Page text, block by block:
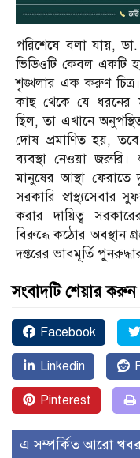
পরিশেষে বলা যায়,
ভিডিওটি কেবল একটি
শৃঙ্খলার এক করুণ
কাছ থেকে যে ধরনের
ছিল, তা এখানে
দোষ প্রমাণিত হয়,
ব্যবস্থা নেওয়া
মানুষের আস্থা ফেরাতে
সরকারি স্বাস্থ্যসেবার
করার দায়িত্ব
বিরুদ্ধে কঠোর অবস্থান
দপ্তরের ভাবমূর্তি
সংবাদটি শেয়ার করুন
Facebook
Linkedin
Pinterest
এ সম্পর্কিত আরো